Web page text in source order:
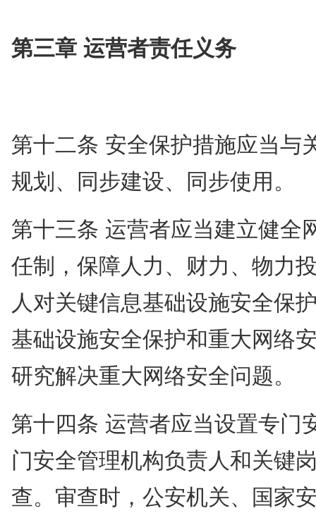
第三章 运营者责任义务
第十二条 安全保护措施应当与
规划、同步建设、同步使用。
第十三条 运营者应当建立健全
任制，保障人力、财力、物力
人对关键信息基础设施安全保
基础设施安全保护和重大网络
研究解决重大网络安全问题。
第十四条 运营者应当设置专门
门安全管理机构负责人和关键
查。审查时，公安机关、国家